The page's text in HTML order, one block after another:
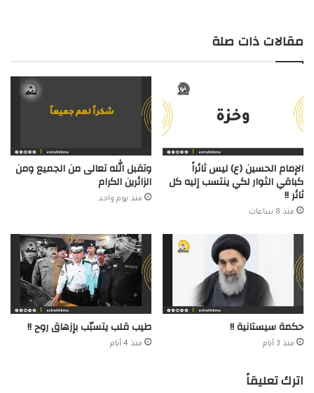
مقالات ذات صلة
الإمام الحسين (ع) ليس ثائراً
كباقي الثوار لكي ينتسب إليه كل
ثائر !!
منذ 8 ساعات
وتقبل الله تعالى من الجميع ومن
الزائرين الكرام
منذ يوم واحد
حكمة سيستانية !!
منذ 3 أيام
طيب قلب يتسبّب بإزهاق روح !!
منذ 4 أيام
اترك تعليقاً